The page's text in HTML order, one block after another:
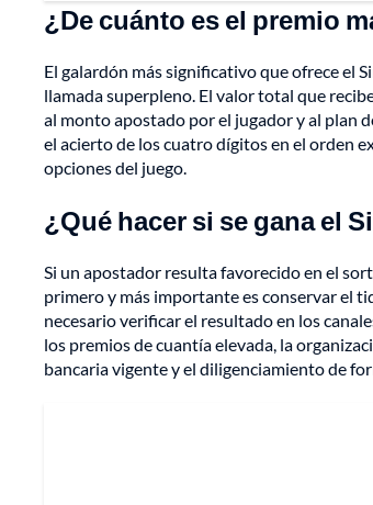
¿De cuánto es el premio
El galardón más significativo que ofrece el
llamada superpleno. El valor total que
al monto apostado por el jugador y al plan
el acierto de los cuatro dígitos en el orden
opciones del juego.
¿Qué hacer si se gana el
Si un apostador resulta favorecido en el
primero y más importante es conservar el
necesario verificar el resultado en los
los premios de cuantía elevada, la
bancaria vigente y el diligenciamiento de